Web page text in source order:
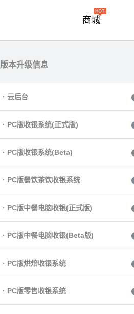
商城
版本升级信息
· 云后台
· PC版收银系统(正式版)
· PC版收银系统(Beta)
· PC版餐饮茶饮收银系统
· PC版中餐电脑收银(正式版)
· PC版中餐电脑收银(Beta版)
· PC版烘焙收银系统
· PC版零售收银系统